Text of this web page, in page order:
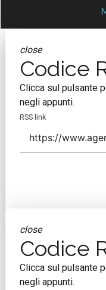
close
Codice
Clicca sul pulsante
negli appunti.
RSS link
close
Codice
Clicca sul pulsante
negli appunti.